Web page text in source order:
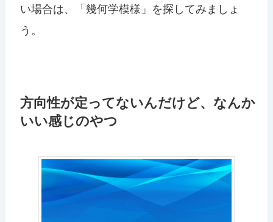
い場合は、「幾何学模様」を探してみましょ
う。
方向性が定ってないんだけど、なんか
いい感じのやつ